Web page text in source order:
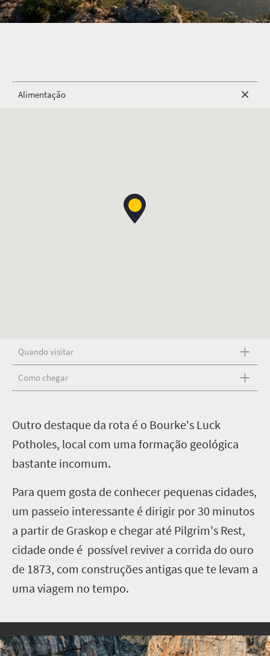
Alimentação
Quando visitar
Como chegar
Outro destaque da rota é o Bourke's Luck
Potholes, local com uma formação geológica
bastante incomum.
Para quem gosta de conhecer pequenas cidades,
um passeio interessante é dirigir por 30 minutos
a partir de Graskop e chegar até Pilgrim's Rest,
cidade onde é possível reviver a corrida do ouro
de 1873, com construções antigas que te levam a
uma viagem no tempo.